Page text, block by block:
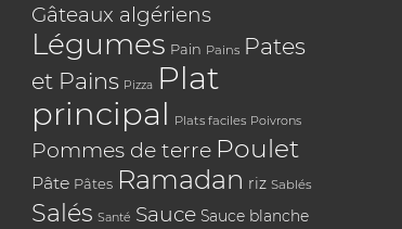
Gâteaux algériens
Légumes Pain Pains Pates
et Pains Pizza Plat
principal Plats faciles Poivrons
Pommes de terre Poulet
Pâte Pâtes Ramadan riz Sablés
Salés Santé Sauce Sauce blanche